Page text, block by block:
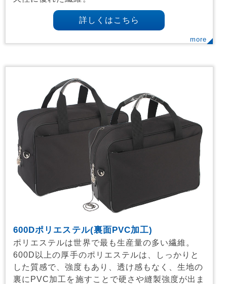
詳しくはこちら
more
600Dポリエステル(裏面PVC加工)
ポリエステルは世界で最も生産量の多い繊維。
600D以上の厚手のポリエステルは、しっかりと
した質感で、強度もあり、透け感もなく、生地の
裏にPVC加工を施すことで硬さや縫製強度が出ま